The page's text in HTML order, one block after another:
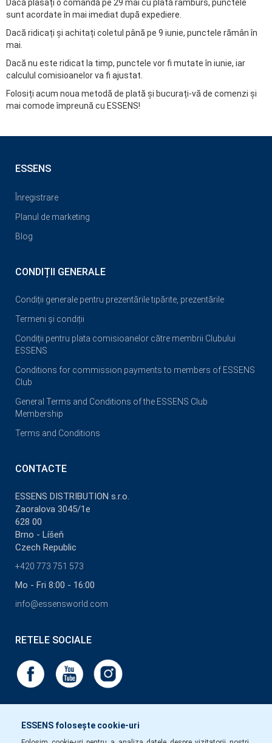
Dacă plasați o comandă pe 29 mai cu plată ramburs, punctele
sunt acordate în mai imediat după expediere.
Dacă ridicați și achitați coletul până pe 9 iunie, punctele rămân în
mai.
Dacă nu este ridicat la timp, punctele vor fi mutate în iunie, iar
calculul comisioanelor va fi ajustat.
Folosiți acum noua metodă de plată și bucurați-vă de comenzi și
mai comode împreună cu ESSENS!
ESSENS folosește cookie-uri
ESSENS
Înregistrare
Planul de marketing
Blog
CONDIȚII GENERALE
Condiții generale pentru prezentările tipărite, prezentările
Termeni și condiții
Condiții pentru plata comisioanelor către membrii Clubului
ESSENS
Conditions for commission payments to members of ESSENS
Club
General Terms and Conditions of the ESSENS Club
Membership
Terms and Conditions
CONTACTE
ESSENS DISTRIBUTION s.r.o.
Zaoralova 3045/1e
628 00
Brno - Líšeň
Czech Republic
+420 773 751 573
Mo - Fri 8:00 - 16:00
info@essensworld.com
RETELE SOCIALE